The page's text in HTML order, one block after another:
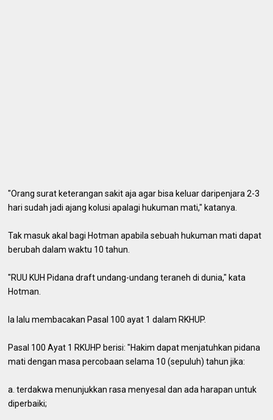
"Orang surat keterangan sakit aja agar bisa keluar daripenjara 2-3
hari sudah jadi ajang kolusi apalagi hukuman mati," katanya.
Tak masuk akal bagi Hotman apabila sebuah hukuman mati dapat
berubah dalam waktu 10 tahun.
"RUU KUH Pidana draft undang-undang teraneh di dunia," kata
Hotman.
Ia lalu membacakan Pasal 100 ayat 1 dalam RKHUP.
Pasal 100 Ayat 1 RKUHP berisi: "Hakim dapat menjatuhkan pidana
mati dengan masa percobaan selama 10 (sepuluh) tahun jika:
a. terdakwa menunjukkan rasa menyesal dan ada harapan untuk
diperbaiki;